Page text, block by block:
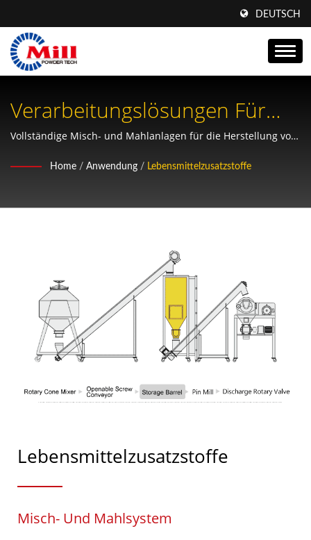
DEUTSCH
Verarbeitungslösungen Für
Lebensmittelzusatzstoffe -
Mahlanlagen Und
Vollständige Misch- und Mahlanlagen für die Herstellung von
funktionellen Lebensmittelzusatzstoffen
Home / Anwendung / Lebensmittelzusatzstoffe
Lebensmittelzusatzstoffe
Misch- Und Mahlsystem